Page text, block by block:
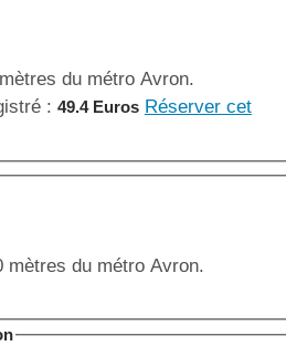
du métro Avron.
: 49.4 Euros Réserver cet
mètres du métro Avron.